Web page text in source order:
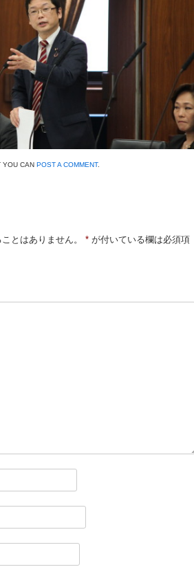
YOU CAN POST A COMMENT.
とはありません。 * が付いている欄は必須項